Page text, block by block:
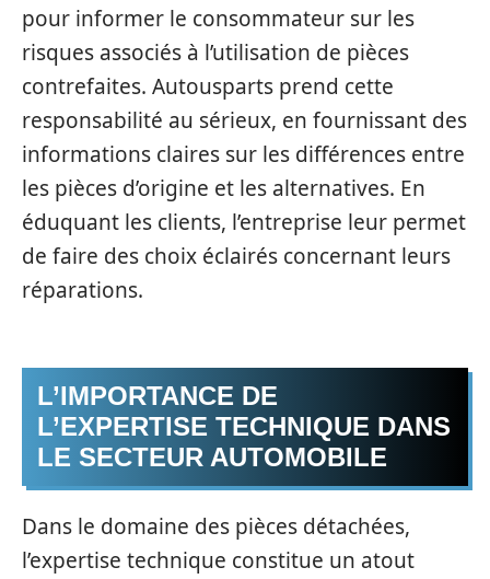
pour informer le consommateur sur les
risques associés à l’utilisation de pièces
contrefaites. Autousparts prend cette
responsabilité au sérieux, en fournissant des
informations claires sur les différences entre
les pièces d’origine et les alternatives. En
éduquant les clients, l’entreprise leur permet
de faire des choix éclairés concernant leurs
réparations.
L’IMPORTANCE DE
L’EXPERTISE TECHNIQUE DANS
LE SECTEUR AUTOMOBILE
Dans le domaine des pièces détachées,
l’expertise technique constitue un atout